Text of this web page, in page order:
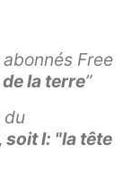
Free
la terre”
du
soit l: "la tête